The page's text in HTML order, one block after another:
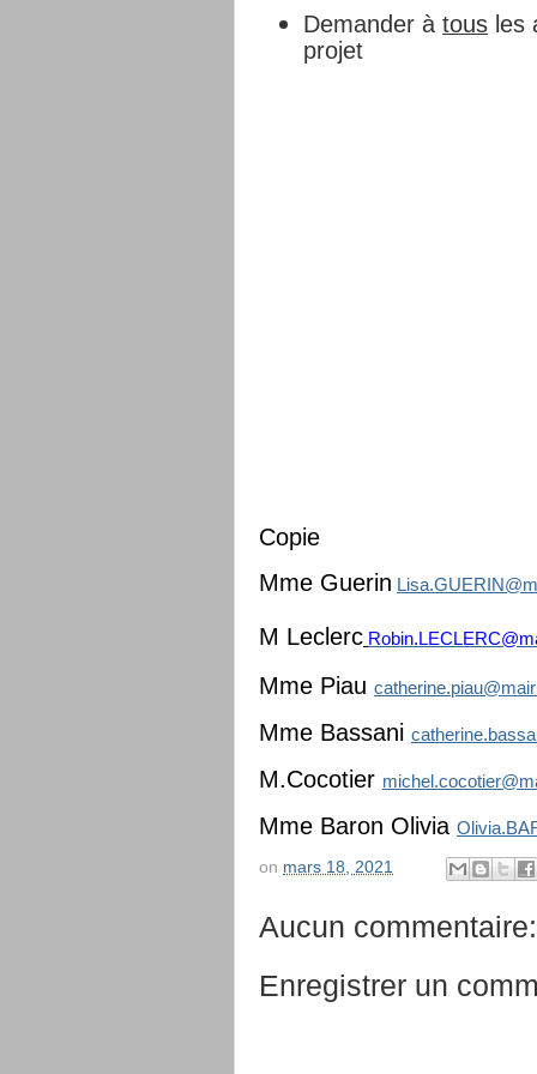
Demander àtous les
projet
Copie
Mme Guerin
M Leclerc
Mme Piau
Mme Bassani
M.Cocotier
Mme Baron Olivia
on mars 18, 2021
Aucun commentaire:
Enregistrer un